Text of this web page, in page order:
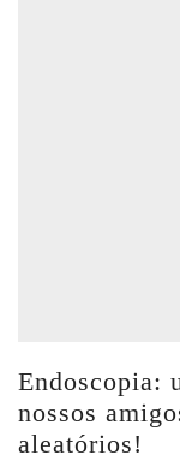
Endoscopia:
nossos
aleatórios!